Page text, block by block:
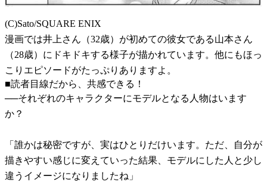
(C)Sato/SQUARE ENIX
漫画では井上さん（32歳）が初めての彼女である山本さん
（28歳）にドキドキする様子が描かれています。他にもほっ
こりエピソードがたっぷりありますよ。
■読者目線だから、共感できる！
──それぞれのキャラクターにモデルとなる人物はいます
か？
「誰かは秘密ですが、実はひとりだけいます。ただ、自分が
描きやすい感じに変えていった結果、モデルにした人と少し
違うイメージになりましたね」